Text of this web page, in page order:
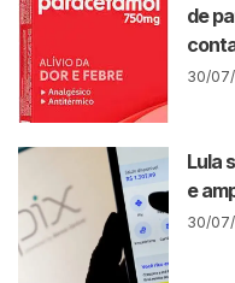
de
30/
Lula
e
30/